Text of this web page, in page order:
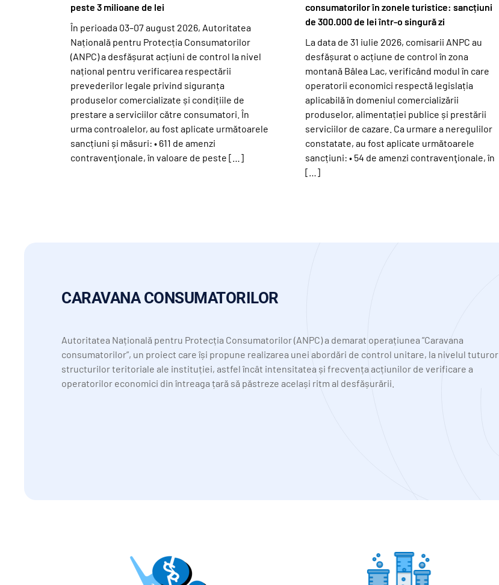
peste 3 milioane de lei
În perioada 03–07 august 2026, Autoritatea
Națională pentru Protecția Consumatorilor
(ANPC) a desfășurat acțiuni de control la nivel
național pentru verificarea respectării
prevederilor legale privind siguranța
produselor comercializate și condițiile de
prestare a serviciilor către consumatori. În
urma controalelor, au fost aplicate următoarele
sancțiuni și măsuri: • 611 de amenzi
contravenţionale, în valoare de peste […]
consumatorilor în zonele turistice: sancțiuni
de 300.000 de lei într-o singură zi
La data de 31 iulie 2026, comisarii ANPC au
desfășurat o acțiune de control în zona
montană Bâlea Lac, verificând modul în care
operatorii economici respectă legislația
aplicabilă în domeniul comercializării
produselor, alimentației publice și prestării
serviciilor de cazare. Ca urmare a neregulilor
constatate, au fost aplicate următoarele
sancțiuni: • 54 de amenzi contravenţionale, în
[…]
CARAVANA CONSUMATORILOR
Autoritatea Națională pentru Protecția Consumatorilor (ANPC) a demarat operațiunea ”Caravana
consumatorilor”, un proiect care își propune realizarea unei abordări de control unitare, la nivelul tuturor
structurilor teritoriale ale instituției, astfel încât intensitatea și frecvența acțiunilor de verificare a
operatorilor economici din întreaga țară să păstreze același ritm al desfășurării.